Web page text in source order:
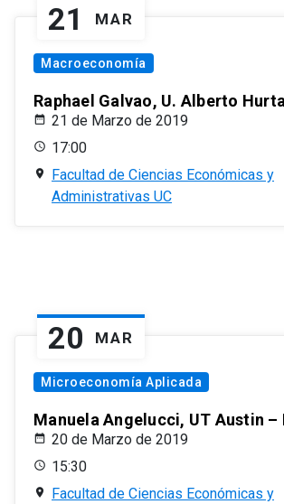
21 MAR
Macroeconomía
Raphael Galvao, U. Alberto
21 de Marzo de 2019
17:00
Facultad de Ciencias Económicas y
Administrativas UC
20 MAR
Microeconomía Aplicada
Manuela Angelucci, UT Austin –
20 de Marzo de 2019
15:30
Facultad de Ciencias Económicas y